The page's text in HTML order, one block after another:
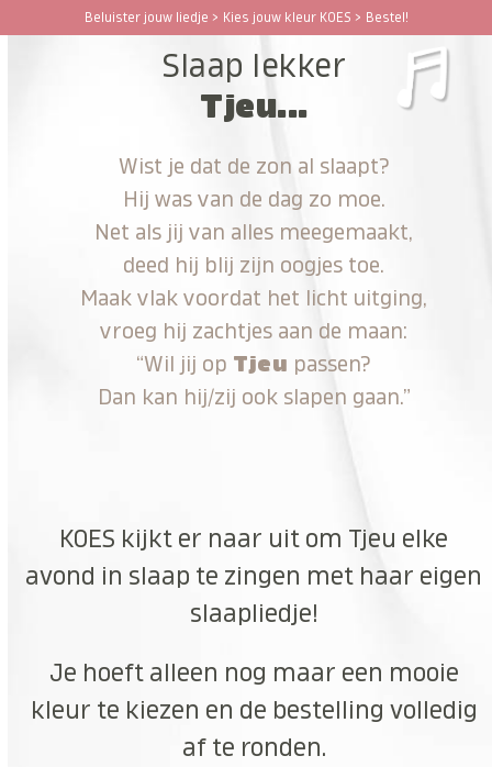
Beluister jouw liedje > Kies jouw kleur KOES > Bestel!
Open
Close
Slaap lekker
Tjeu...
Wist je dat de zon al slaapt?
Hij was van de dag zo moe.
Net als jij van alles meegemaakt,
deed hij blij zijn oogjes toe.
Maak vlak voordat het licht uitging,
vroeg hij zachtjes aan de maan:
“Wil jij op Tjeu passen?
Dan kan hij/zij ook slapen gaan.”
KOES kijkt er naar uit om Tjeu elke
avond in slaap te zingen met haar eigen
slaapliedje!
Je hoeft alleen nog maar een mooie
kleur te kiezen en de bestelling volledig
af te ronden.